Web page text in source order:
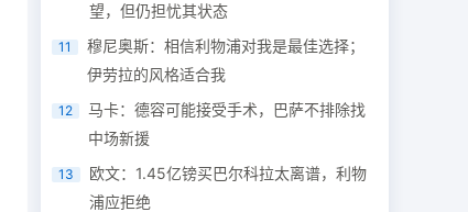
望，但仍担忧其状态
11
穆尼奥斯：相信利物浦对我是最佳选择；
伊劳拉的风格适合我
12
马卡：德容可能接受手术，巴萨不排除找
中场新援
13
欧文：1.45亿镑买巴尔科拉太离谱，利物
浦应拒绝